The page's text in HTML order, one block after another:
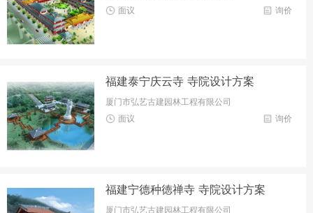
询价
面议
福建泰宁庆云寺 寺院设计方案
厦门市弘艺古建园林工程有限公司
询价
面议
福建宁德种徳禅寺 寺院设计方案
厦门市弘艺古建园林工程有限公司